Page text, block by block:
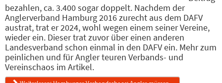
bezahlen, ca. 3.400 sogar doppelt. Nachdem der
Anglerverband Hamburg 2016 zurecht aus dem DAFV
austrat, trat er 2024, wohl wegen einem seiner Vereine,
wieder ein. Dieser trat zuvor über einen anderen
Landesverband schon einmal in den DAFV ein. Mehr zum
peinlichen und für Angler teuren Verbands- und
Vereinschaos im Artikel.